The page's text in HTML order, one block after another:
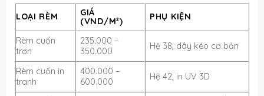
LOẠI RÈM
GIÁ
(VND/M²)
PHỤ KIỆN
Rèm cuốn
trơn
235.000 –
350.000
Hệ 38, dây kéo cơ bản
Rèm cuốn in
tranh
400.000 –
600.000
Hệ 42, in UV 3D